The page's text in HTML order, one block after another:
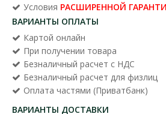
Условия РАСШИРЕННОЙ
ВАРИАНТЫ ОПЛАТЫ
Картой онлайн
При получении товара
Безналичный расчет с НДС
Безналичный расчет для физлиц
Оплата частями (Приватбанк)
ВАРИАНТЫ ДОСТАВКИ